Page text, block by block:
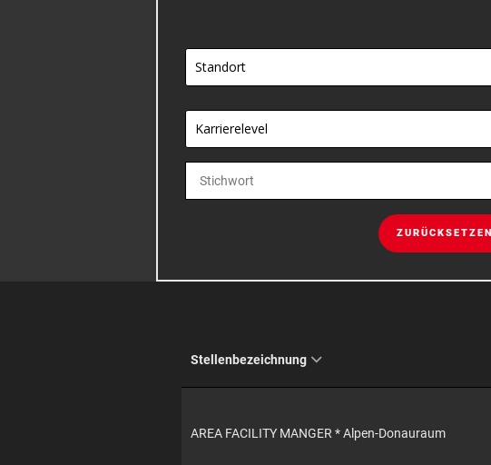
Standort
Karrierelevel
ZURÜCKSETZEN
Stellenbezeichnung
AREA FACILITY MANGER * Alpen-Donauraum